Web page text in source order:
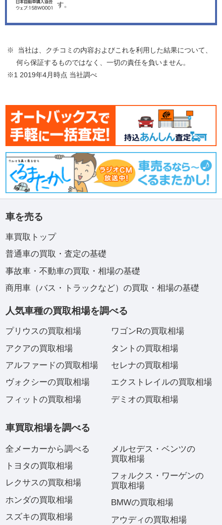
す。
※ 当社は、クチコミの内容およびこれを利用した結果について、
何ら保証するものではなく、一切の責任を負いません。
※1 2019年4月時点 当社調べ
車を売る
車買取トップ
普通車の買取・査定の基礎
事故車・不動車の買取・相場の基礎
商用車（バス・トラックなど）の買取・相場の基礎
人気車種の買取相場を調べる
プリウスの買取相場
アクアの買取相場
アルファードの買取相場
ヴォクシーの買取相場
フィットの買取相場
ワゴンRの買取相場
タントの買取相場
セレナの買取相場
エクストレイルの買取相場
デミオの買取相場
車買取相場を調べる
全メーカーから調べる
トヨタの買取相場
レクサスの買取相場
ホンダの買取相場
スズキの買取相場
メルセデス・ベンツの
買取相場
フォルクス・ワーゲンの
買取相場
BMWの買取相場
アウディの買取相場